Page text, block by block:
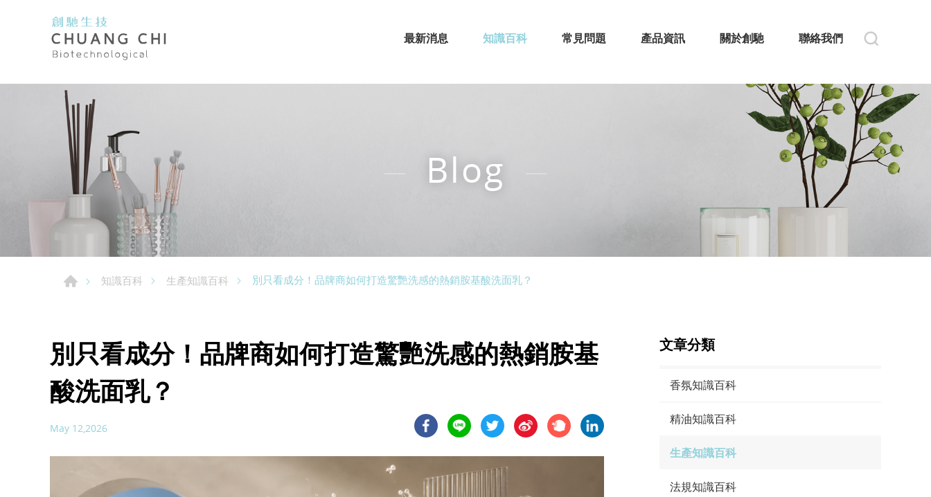
最新消息 知識百科 常見問題 產品資訊 關於創馳 聯絡我們
Blog
知識百科 生產知識百科 別只看成分！品牌商如何打造驚艷洗感的熱銷胺基酸洗面乳？
別只看成分！品牌商如何打造驚艷洗感的熱銷胺基
酸洗面乳？
May 12,2026
文章分類
香氛知識百科
精油知識百科
生產知識百科
法規知識百科